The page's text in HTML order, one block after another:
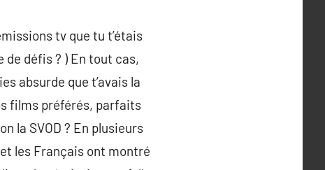
tv que tu t’étais
de défis ? ) En tout cas,
absurde que t’avais la
films préférés, parfaits
la SVOD ? En plusieurs
les Français ont montré